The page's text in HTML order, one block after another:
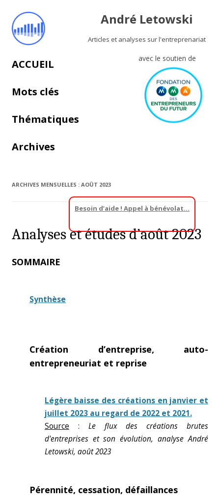
André Letowski
Articles et analyses sur l'entreprenariat
avec le soutien de
Aller au contenu principal
ACCUEIL
Mots clés
Thématiques
Archives
ARCHIVES MENSUELLES : AOÛT 2023
Analyses et études d’août 2023
SOMMAIRE
Synthèse
Création d’entreprise, auto-
entrepreneuriat et reprise
Légère baisse des créations en janvier et
juillet 2023 au regard de 2022 et 2021.
Source : Le flux des créations brutes
d'entreprises et son évolution, analyse André
Letowski, août 2023
Pérennité, cessation, défaillances
Besoin d’aide ! Appel à bénévolat…